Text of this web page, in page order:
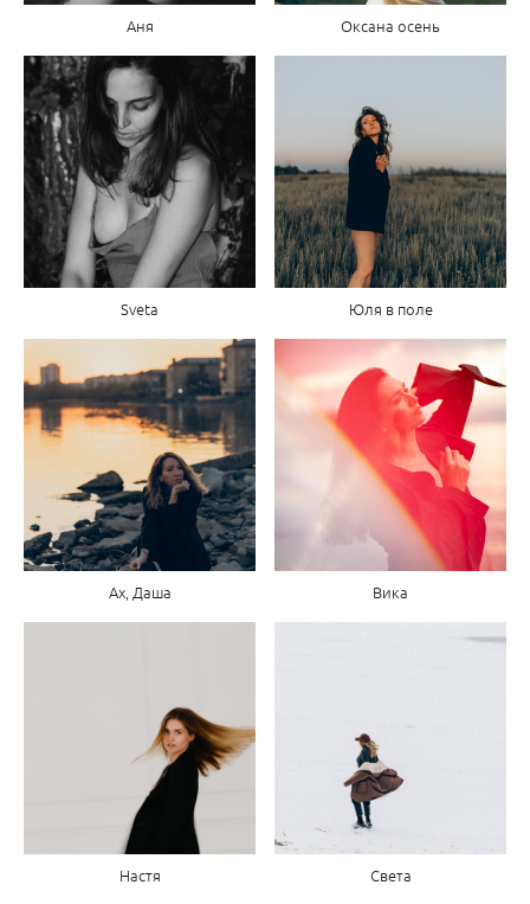
Аня Оксана осень
Sveta Юля в поле
Ах, Даша Вика
Настя Света